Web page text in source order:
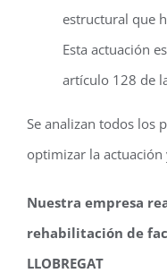
estructural que
Esta actuación
artículo 128 de
Se analizan todos los
optimizar la
Nuestra empresa
rehabilitación de
LLOBREGAT